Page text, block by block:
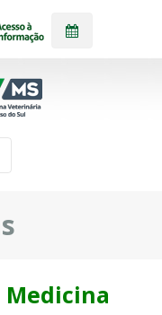
Medicina